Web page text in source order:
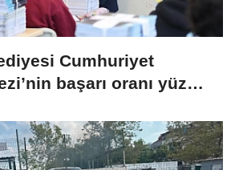
Cumhuriyet
başarı oranı yüzde